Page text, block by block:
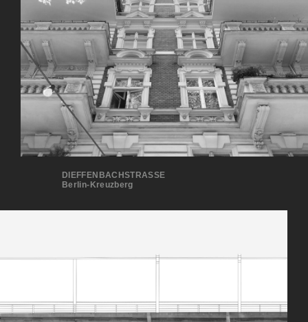
DIEFFENBACHSTRASSE
Berlin-Kreuzberg